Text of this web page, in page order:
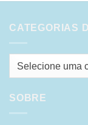
CATEGORIAS
Selecione uma
SOBRE